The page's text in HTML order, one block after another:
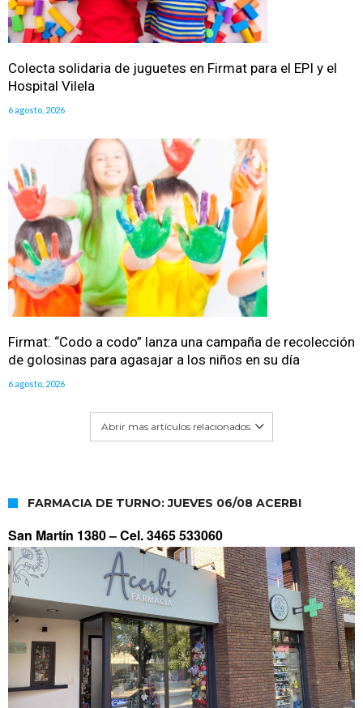
Colecta solidaria de juguetes en Firmat para el EPI y el
Hospital Vilela
6 agosto, 2026
Firmat: “Codo a codo” lanza una campaña de recolección
de golosinas para agasajar a los niños en su día
6 agosto, 2026
Abrir mas artículos relacionados
FARMACIA DE TURNO: JUEVES 06/08 ACERBI
San Martín 1380 –Cel. 3465 533060